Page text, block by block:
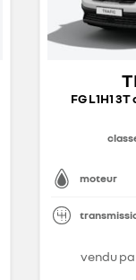
FG L1H1
moteur
vendu